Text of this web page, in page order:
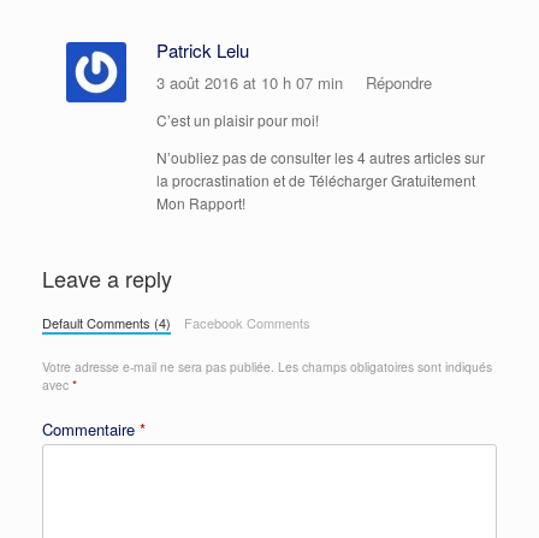
Patrick Lelu
3 août 2016 at 10 h 07 min Répondre
C’est un plaisir pour moi!
N’oubliez pas de consulter les 4 autres articles sur
la procrastination et de Télécharger Gratuitement
Mon Rapport!
Leave a reply
Default Comments (4) Facebook Comments
Votre adresse e-mail ne sera pas publiée. Les champs obligatoires sont indiqués
avec *
Commentaire *